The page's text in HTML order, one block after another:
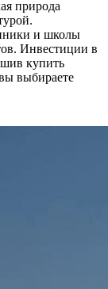
природа
и школы
Инвестиции в
купить
выбираете